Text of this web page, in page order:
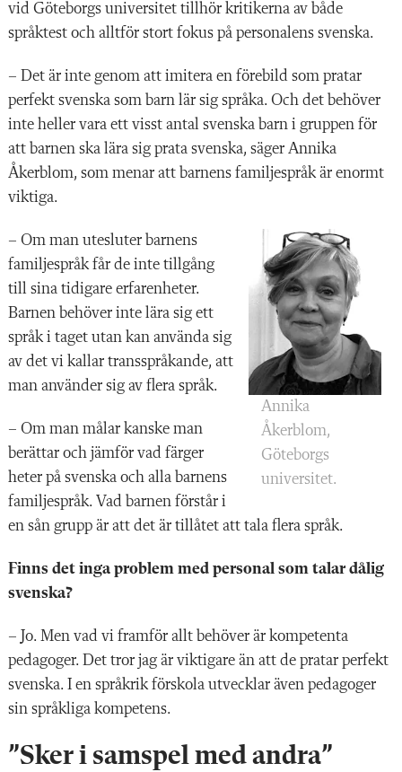
vid Göteborgs universitet tillhör kritikerna av både
språktest och alltför stort fokus på personalens svenska.
– Det är inte genom att imitera en förebild som pratar
perfekt svenska som barn lär sig språka. Och det behöver
inte heller vara ett visst antal svenska barn i gruppen för
att barnen ska lära sig prata svenska, säger Annika
Åkerblom, som menar att barnens familjespråk är enormt
viktiga.
Annika
Åkerblom,
Göteborgs
universitet.
– Om man utesluter barnens
familjespråk får de inte tillgång
till sina tidigare erfarenheter.
Barnen behöver inte lära sig ett
språk i taget utan kan använda sig
av det vi kallar transspråkande, att
man använder sig av flera språk.
– Om man målar kanske man
berättar och jämför vad färger
heter på svenska och alla barnens
familjespråk. Vad barnen förstår i
en sån grupp är att det är tillåtet att tala flera språk.
Finns det inga problem med personal som talar dålig
svenska?
– Jo. Men vad vi framför allt behöver är kompetenta
pedagoger. Det tror jag är viktigare än att de pratar perfekt
svenska. I en språkrik förskola utvecklar även pedagoger
sin språkliga kompetens.
”Sker i samspel med andra”